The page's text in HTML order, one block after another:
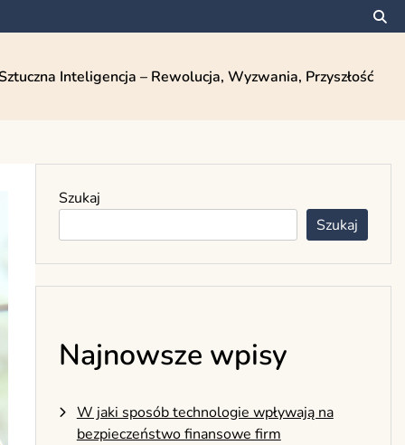
Inteligencja – Rewolucja, Wyzwania, Przyszłość
Szukaj
Szukaj
Najnowsze wpisy
W jaki sposób technologie wpływają na
bezpieczeństwo finansowe firm